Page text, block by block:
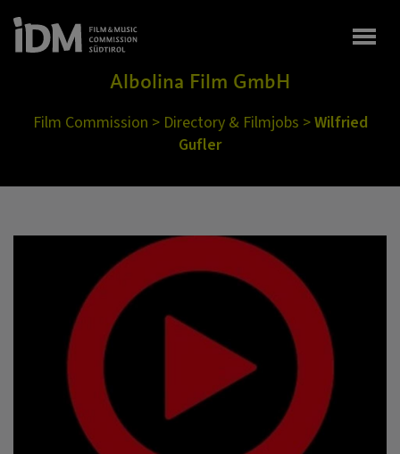
Albolina Film GmbH
Film Commission > Directory & Filmjobs >Wilfried
Gufler